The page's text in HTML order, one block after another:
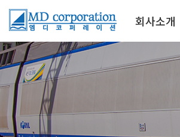
회사소개